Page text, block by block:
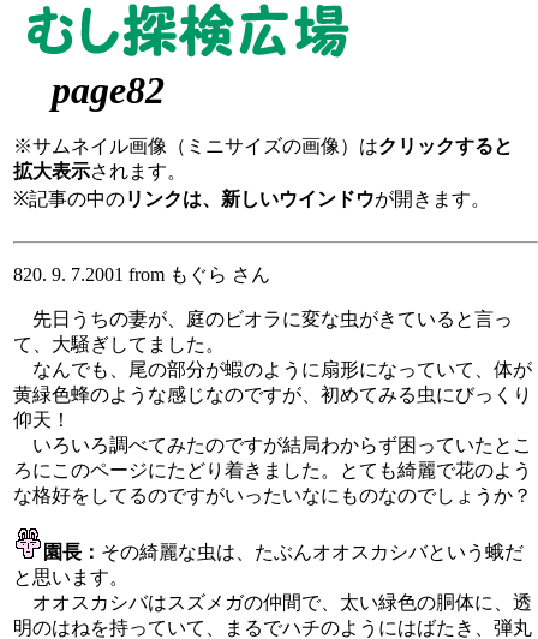
page82
※サムネイル画像（ミニサイズの画像）はクリックすると
拡大表示されます。
※記事の中のリンクは、新しいウインドウが開きます。
820. 9. 7.2001 from もぐら さん
先日うちの妻が、庭のビオラに変な虫がきていると言っ
て、大騒ぎしてました。
なんでも、尾の部分が蝦のように扇形になっていて、体が
黄緑色蜂のような感じなのですが、初めてみる虫にびっくり
仰天！
いろいろ調べてみたのですが結局わからず困っていたとこ
ろにこのページにたどり着きました。とても綺麗で花のよう
な格好をしてるのですがいったいなにものなのでしょうか？
園長： その綺麗な虫は、たぶんオオスカシバという蛾だ
と思います。
オオスカシバはスズメガの仲間で、太い緑色の胴体に、透
明のはねを持っていて、まるでハチのようにはばたき、弾丸